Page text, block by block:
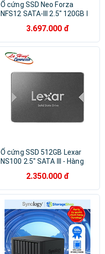
Ổ cứng SSD Neo Forza
NFS12 SATA-III 2.5″ 120GB I
3.697.000 đ
Ổ cứng SSD 512GB Lexar
NS100 2.5" SATA III - Hàng
2.350.000 đ